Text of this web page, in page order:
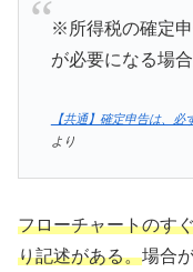
※所得税の確定
が必要になる場
【共通】確定申告は、
より
フローチャートのす
り記述がある。場合